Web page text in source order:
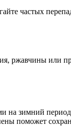
частых
ржавчины или
на зимний
поможет